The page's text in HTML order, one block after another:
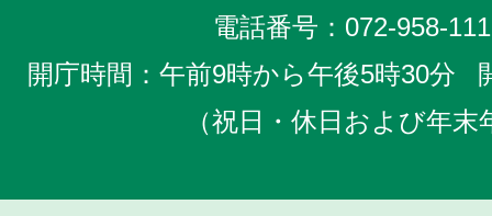
電話番号： 072-958-
開庁時間：午前9時から午後5時30分
（祝日・休日および年